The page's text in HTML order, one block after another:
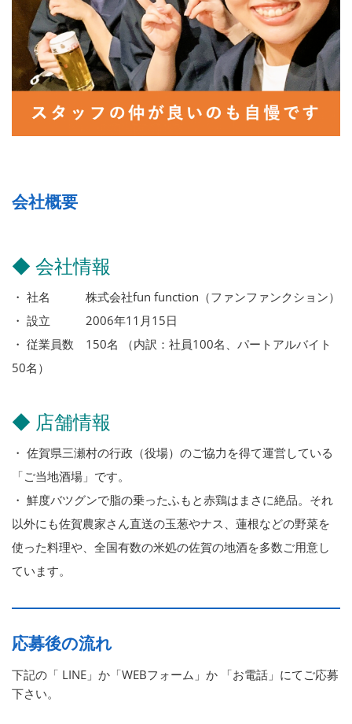
会社概要
◆ 会社情報
・ 社名 株式会社fun function（ファンファンクション）
・ 設立 2006年11月15日
・ 従業員数 150名 （内訳：社員100名、パートアルバイト
50名）
◆ 店舗情報
・ 佐賀県三瀬村の行政（役場）のご協力を得て運営している
「ご当地酒場」です。
・ 鮮度バツグンで脂の乗ったふもと赤鶏はまさに絶品。それ
以外にも佐賀農家さん直送の玉葱やナス、蓮根などの野菜を
使った料理や、全国有数の米処の佐賀の地酒を多数ご用意し
ています。
応募後の流れ
下記の「 LINE」か「WEBフォーム」か 「お電話」にてご応募
下さい。